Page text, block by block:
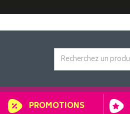
PROMOTIONS